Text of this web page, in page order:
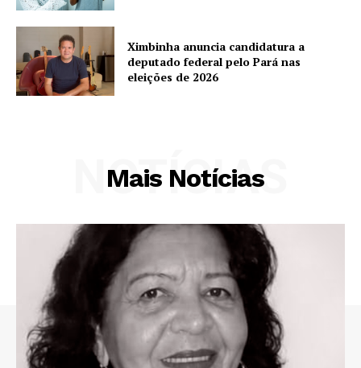
Ximbinha anuncia candidatura a
deputado federal pelo Pará nas
eleições de 2026
Mais Notícias
NOTÍCIAS